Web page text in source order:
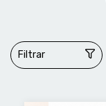
Filtrar